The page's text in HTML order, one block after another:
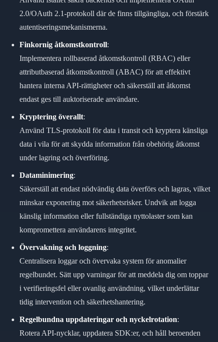
2.0/OAuth 2.1-protokoll där de finns tillgängliga, och förstärk
autentiseringsmekanismerna.
Finkornig åtkomstkontroll:
Implementera rollbaserad åtkomstkontroll (RBAC) eller
attributbaserad åtkomstkontroll (ABAC) för att effektivt
hantera interna API-rättigheter och säkerställ att åtkomst
endast ges till auktoriserade användare.
Kryptering överallt:
Använd TLS-protokoll för data i transit och kryptera känsliga
data i vila för att skydda information från obehörig åtkomst
under lagring och överföring.
Dataminimering:
Säkerställ att endast nödvändig data överförs och lagras, vilket
minskar exponering mot säkerhetsrisker. Undvik att logga
känslig information eller fullständiga nyttolaster som kan
kompromettera användarens integritet.
Övervakning och loggning:
Centralisera loggar och övervaka system för anomalier
regelbundet. Sätt upp varningar för att meddela dig om toppar
i verifieringsfel eller ovanlig användning, vilket underlättar
tidig intervention och säkerhetshantering.
Regelbundna uppdateringar och nyckelrotation:
Rotera API-nycklar, uppdatera SDK:er, och håll beroenden